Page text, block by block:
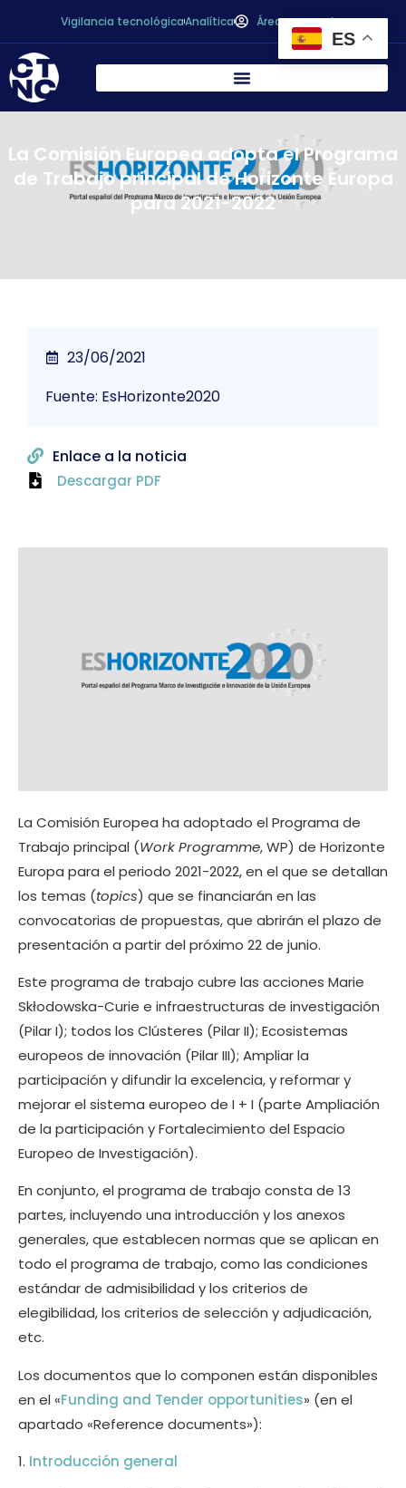
Vigilancia tecnológicaAnalítica Área personal
La Comisión Europea adopta el Programa
de Trabajo principal de Horizonte Europa
para 2021-2022
La Comisión Europea ha adoptado el Programa de
Trabajo principal (Work Programme, WP) de Horizonte
Europa para el periodo 2021-2022, en el que se detallan
los temas (topics) que se financiarán en las
convocatorias de propuestas, que abrirán el plazo de
presentación a partir del próximo 22 de junio.
Este programa de trabajo cubre las acciones Marie
Skłodowska-Curie e infraestructuras de investigación
(Pilar I); todos los Clústeres (Pilar II); Ecosistemas
europeos de innovación (Pilar III); Ampliar la
participación y difundir la excelencia, y reformar y
mejorar el sistema europeo de I + I (parte Ampliación
de la participación y Fortalecimiento del Espacio
Europeo de Investigación).
En conjunto, el programa de trabajo consta de 13
partes, incluyendo una introducción y los anexos
generales, que establecen normas que se aplican en
todo el programa de trabajo, como las condiciones
estándar de admisibilidad y los criterios de
elegibilidad, los criterios de selección y adjudicación,
etc.
Los documentos que lo componen están disponibles
en el «Funding and Tender opportunities» (en el
apartado «Reference documents»):
1. Introducción general
23/06/2021
Fuente: EsHorizonte2020
Enlace a la noticia
Descargar PDF
ES